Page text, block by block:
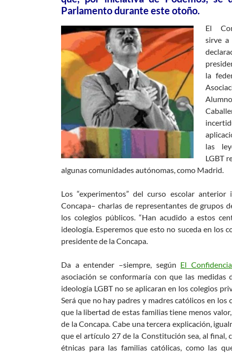
Parlamento durante este otoño.
El
sirve a
la
las
LGBT
algunas comunidades autónomas, como Madrid.
Los “experimentos” del curso escolar anterior
Concapa– charlas de representantes de grupos
los colegios públicos. “Han acudido a estos
ideología. Esperemos que esto no suceda en los
presidente de la Concapa.
Da a entender –siempre, según El
asociación se conformaría con que las medidas
ideología LGBT no se aplicaran en los colegios
Será que no hay padres y madres católicos en los
que la libertad de estas familias tiene menos
de la Concapa. Cabe una tercera explicación,
que el artículo 27 de la Constitución sea, al final,
étnicas para las familias católicas, como las